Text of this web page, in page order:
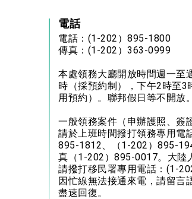
電話
電話：(1-202）895-1800
傳真：(1-202）363-0999
本處領務大廳開放時間週一至
時（採預約制），下午2時至3
用預約）。聯邦假日等不開放。
一般領務案件（申辦護照、簽
請於上班時間撥打領務專用電
895-1812、（1-202）895-
真（1-202）895-0017。大陸
請撥打移民署專用電話：(1-
因忙線無法接通來電，請留言
盡速回復。